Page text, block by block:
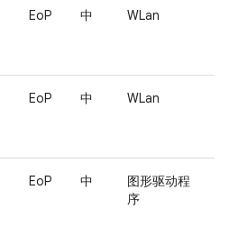
EoP 中 WLan
EoP 中 WLan
EoP 中
图形驱动程
序